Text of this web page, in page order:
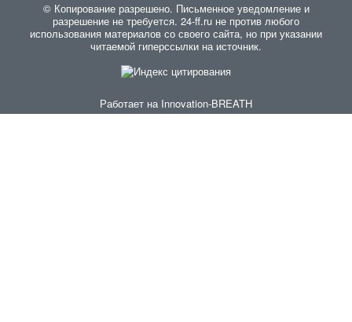
© Копирование разрешено. Письменное уведомление и
разрешение не требуется. 24-ff.ru не против любого
использования материалов со своего сайта, но при указании
читаемой гиперссылки на источник.
Работает на Innovation-BREATH